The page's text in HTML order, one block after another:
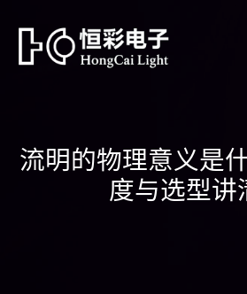
流明的物理意义是
度与选型讲